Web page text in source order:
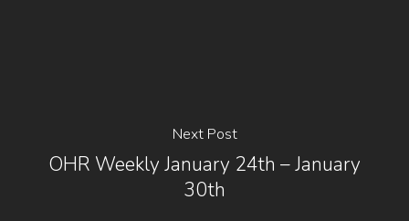
Next Post
OHR Weekly January 24th – January
30th